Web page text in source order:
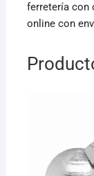
ferretería con
online con